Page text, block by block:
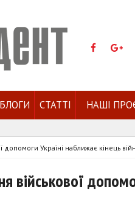
БЛОГИ СТАТТІ НАШІ
допомоги Україні наближає кінець
військової